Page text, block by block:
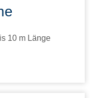
10 m Länge